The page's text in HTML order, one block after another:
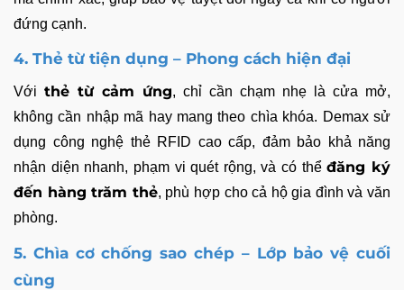
đứng cạnh.
4. Thẻ từ tiện dụng – Phong cách hiện đại
Với thẻ từ cảm ứng, chỉ cần chạm nhẹ là cửa mở,
không cần nhập mã hay mang theo chìa khóa. Demax sử
dụng công nghệ thẻ RFID cao cấp, đảm bảo khả năng
nhận diện nhanh, phạm vi quét rộng, và có thểđăng ký
đến hàng trăm thẻ, phù hợp cho cả hộ gia đình và văn
phòng.
5. Chìa cơ chống sao chép – Lớp bảo vệ cuối
cùng